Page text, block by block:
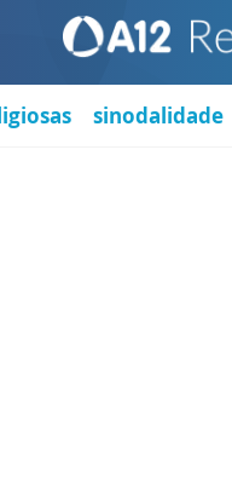
sinodalidade